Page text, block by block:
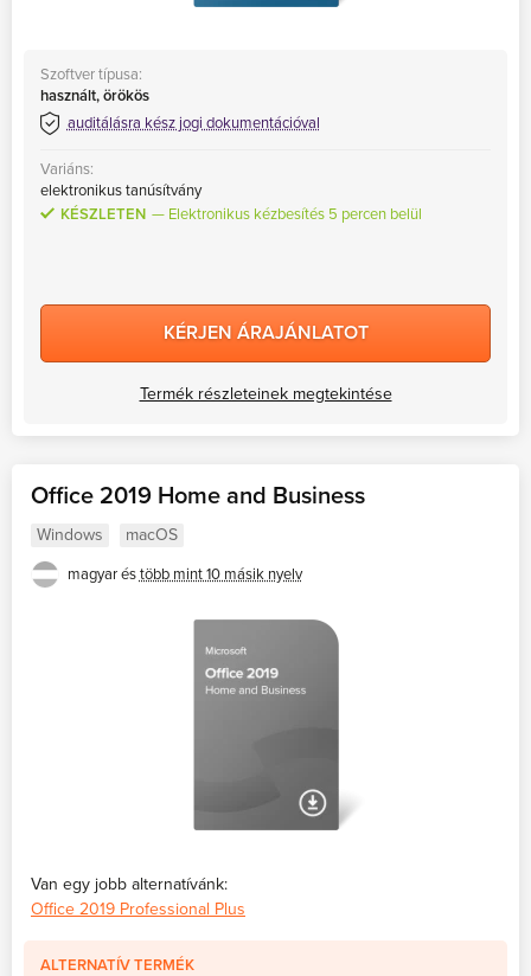
Szoftver típusa:
használt, örökös
auditálásra kész jogi dokumentációval
Variáns:
elektronikus tanúsítvány
KÉSZLETEN
Elektronikus kézbesítés 5 percen belül
KÉRJEN ÁRAJÁNLATOT
Termék részleteinek megtekintése
Office 2019 Home and Business
Windows macOS
magyar éstöbb mint 10 másik nyelv
Van egy jobb alternatívánk:
Office 2019 Professional Plus
ALTERNATÍV TERMÉK